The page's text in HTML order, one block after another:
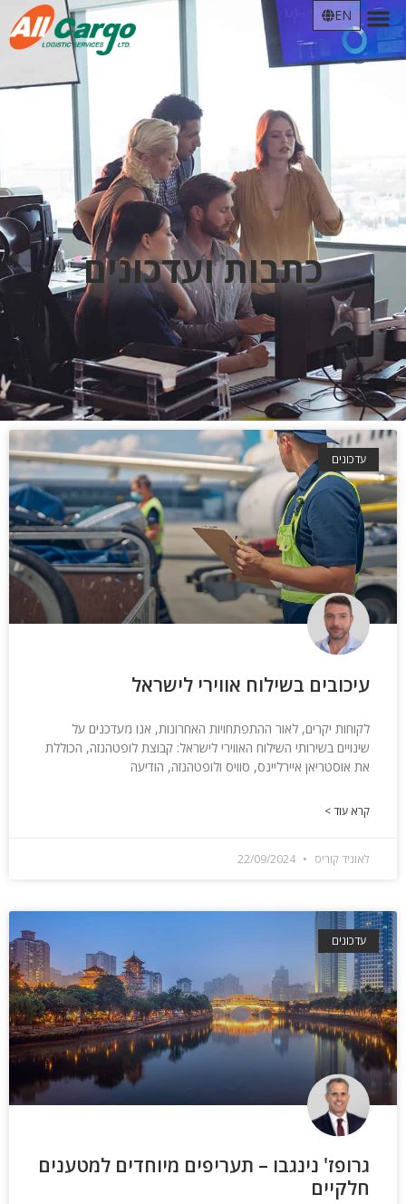
EN
כתבות ועדכונים
עדכונים
עיכובים בשילוח אווירי לישראל
לקוחות יקרים, לאור ההתפתחויות האחרונות, אנו מעדכנים על
שינויים בשירותי השילוח האווירי לישראל: קבוצת לופטהנזה, הכוללת
את אוסטריאן איירליינס, סוויס ולופטהנזה, הודיעה
קרא עוד >
לאוניד קוריס
עדכונים
גרופז' נינגבו – תעריפים מיוחדים למטענים
חלקיים